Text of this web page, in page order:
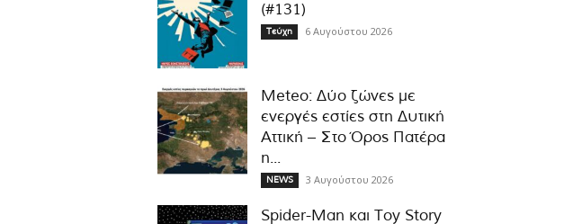
(#131)
Τεύχη 6 Αυγούστου 2026
Meteo: Δύο ζώνες με
ενεργές εστίες στη Δυτική
Αττική – Στο Όρος Πατέρα
η...
NEWS 3 Αυγούστου 2026
Spider-Man και Toy Story